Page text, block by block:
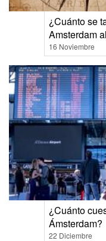
¿Cuánto se
Amsterdam
16 Noviembre
¿Cuánto
Ámsterdam?
22 Diciembre